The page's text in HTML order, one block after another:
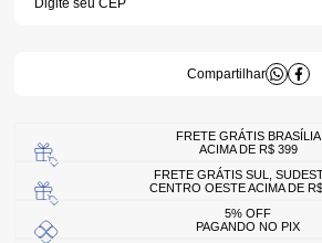
FRETE GRÁTIS BRASÍLIA
ACIMA DE R$ 399
FRETE GRÁTIS SUL,
CENTRO OESTE ACIMA DE
5% OFF
PAGANDO NO PIX